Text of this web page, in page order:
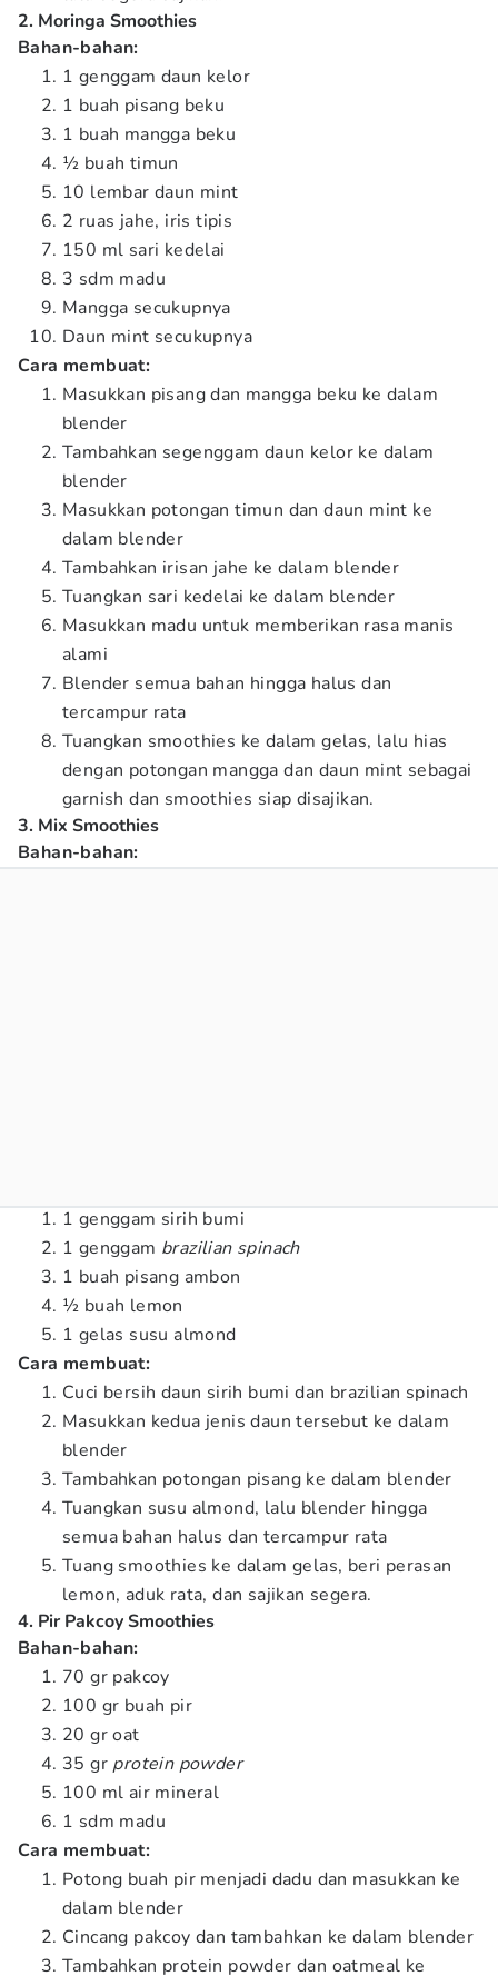
2. Moringa Smoothies
Bahan-bahan:
1 genggam daun kelor
1 buah pisang beku
1 buah mangga beku
½ buah timun
10 lembar daun mint
2 ruas jahe, iris tipis
150 ml sari kedelai
3 sdm madu
Mangga secukupnya
Daun mint secukupnya
Cara membuat:
Masukkan pisang dan mangga beku ke dalam
blender
Tambahkan segenggam daun kelor ke dalam
blender
Masukkan potongan timun dan daun mint ke
dalam blender
Tambahkan irisan jahe ke dalam blender
Tuangkan sari kedelai ke dalam blender
Masukkan madu untuk memberikan rasa manis
alami
Blender semua bahan hingga halus dan
tercampur rata
Tuangkan smoothies ke dalam gelas, lalu hias
dengan potongan mangga dan daun mint sebagai
garnish dan smoothies siap disajikan.
3. Mix Smoothies
Bahan-bahan:
1 genggam sirih bumi
1 genggam brazilian spinach
1 buah pisang ambon
½ buah lemon
1 gelas susu almond
Cara membuat:
Cuci bersih daun sirih bumi dan brazilian spinach
Masukkan kedua jenis daun tersebut ke dalam
blender
Tambahkan potongan pisang ke dalam blender
Tuangkan susu almond, lalu blender hingga
semua bahan halus dan tercampur rata
Tuang smoothies ke dalam gelas, beri perasan
lemon, aduk rata, dan sajikan segera.
4. Pir Pakcoy Smoothies
Bahan-bahan:
70 gr pakcoy
100 gr buah pir
20 gr oat
35 gr protein powder
100 ml air mineral
1 sdm madu
Cara membuat:
Potong buah pir menjadi dadu dan masukkan ke
dalam blender
Cincang pakcoy dan tambahkan ke dalam blender
Tambahkan protein powder dan oatmeal ke